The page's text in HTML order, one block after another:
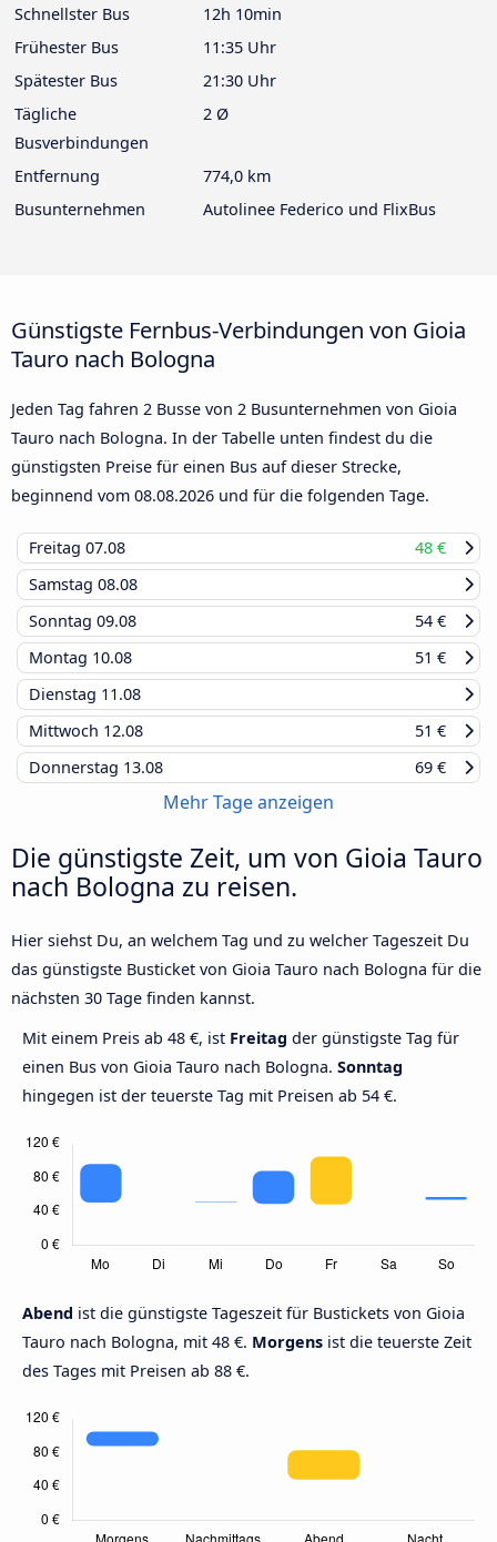
Schnellster Bus
12h 10min
Frühester Bus
11:35 Uhr
Spätester Bus
21:30 Uhr
Tägliche
Busverbindungen
2 Ø
Entfernung
774,0 km
Busunternehmen
Autolinee Federico und FlixBus
Günstigste Fernbus-Verbindungen von Gioia
Tauro nach Bologna
Jeden Tag fahren 2 Busse von 2 Busunternehmen von Gioia
Tauro nach Bologna. In der Tabelle unten findest du die
günstigsten Preise für einen Bus auf dieser Strecke,
beginnend vom 08.08.2026 und für die folgenden Tage.
Freitag 07.08
48 €
Samstag 08.08
Sonntag 09.08
54 €
Montag 10.08
51 €
Dienstag 11.08
Mittwoch 12.08
51 €
Donnerstag 13.08 69 €
Mehr Tage anzeigen
Die günstigste Zeit, um von Gioia Tauro
nach Bologna zu reisen.
Hier siehst Du, an welchem Tag und zu welcher Tageszeit Du
das günstigste Busticket von Gioia Tauro nach Bologna für die
nächsten 30 Tage finden kannst.
Mit einem Preis ab 48 €, ist Freitag der günstigste Tag für
einen Bus von Gioia Tauro nach Bologna. Sonntag
hingegen ist der teuerste Tag mit Preisen ab 54 €.
Abend ist die günstigste Tageszeit für Bustickets von Gioia
Tauro nach Bologna, mit 48 €. Morgens ist die teuerste Zeit
des Tages mit Preisen ab 88 €.